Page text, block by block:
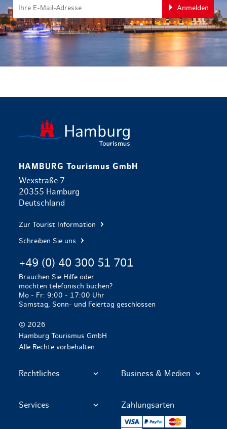
Anmelden
HAMBURG Tourismus GmbH
Wexstraße 7
20355 Hamburg
Deutschland
Zur Tourist Information
Schreiben Sie uns
+49 (0) 40 300 51 701
Brauchen Sie Hilfe oder
möchten telefonisch buchen?
Mo - Fr: 9:00 - 17:00 Uhr
Samstag, Sonn- und Feiertag geschlossen
© 2026
Hamburg Tourismus GmbH
Alle Rechte vorbehalten
Rechtliches Business & Medien
Services Zahlungsarten
PayPal